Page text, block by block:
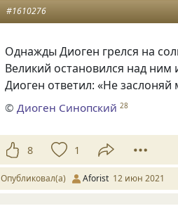
#1610276
Однажды Диоген грелся на
Великий остановился над ним
Диоген ответил: «Не заслоняй
©Диоген Синопский 28
8 1
Опубликовал(а) Aforist 12 июн 2021